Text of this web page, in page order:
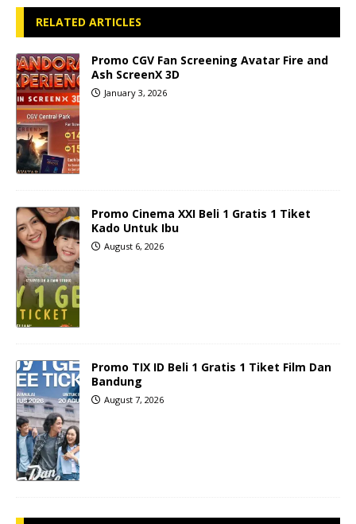
RELATED ARTICLES
Promo CGV Fan Screening Avatar Fire and
Ash ScreenX 3D
January 3, 2026
Promo Cinema XXI Beli 1 Gratis 1 Tiket
Kado Untuk Ibu
August 6, 2026
Promo TIX ID Beli 1 Gratis 1 Tiket Film Dan
Bandung
August 7, 2026